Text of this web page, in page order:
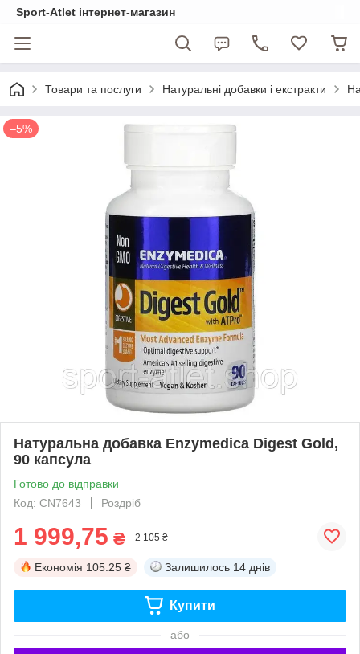
Sport-Atlet інтернет-магазин
Товари та послуги Натуральні добавки і екстракти
–5%
Натуральна добавка Enzymedica Digest Gold,
90 капсула
Готово до відправки
Код: CN7643
Роздріб
1 999,75 ₴ 2 105 ₴
Економія 105.25 ₴ Залишилось 14 днів
Купити
або